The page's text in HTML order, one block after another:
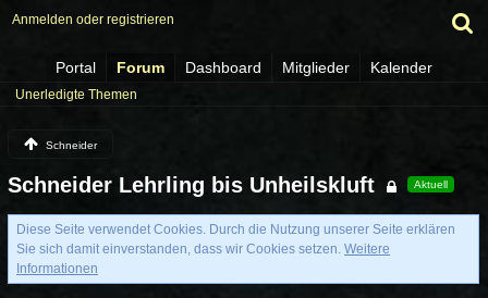
Anmelden oder registrieren
Portal Forum Dashboard Mitglieder Kalender
Unerledigte Themen
Schneider
Schneider Lehrling bis Unheilskluft Aktuell
Diese Seite verwendet Cookies. Durch die Nutzung unserer Seite erklären
Sie sich damit einverstanden, dass wir Cookies setzen. Weitere
Informationen